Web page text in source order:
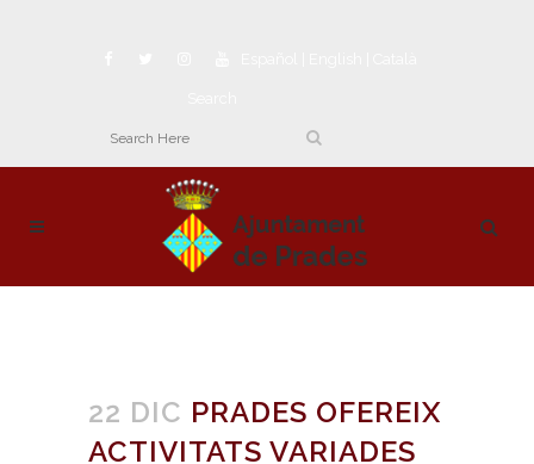
22 DIC PRADES OFEREIX
ACTIVITATS VARIADES